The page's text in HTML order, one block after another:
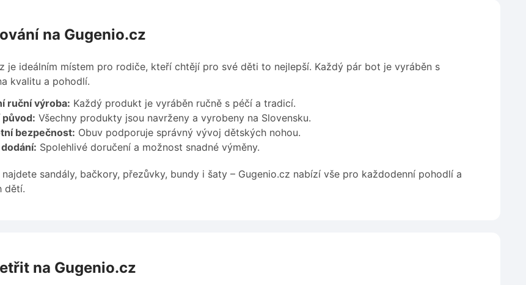
na Gugenio.cz
je ideálním místem pro rodiče, kteří chtějí pro své děti to nejlepší. Každý pár bot je vyráběn s
kvalitu a pohodlí.
ruční výroba: Každý produkt je vyráběn ručně s péčí a tradicí.
původ: Všechny produkty jsou navrženy a vyrobeny na Slovensku.
bezpečnost: Obuv podporuje správný vývoj dětských nohou.
Spolehlivé doručení a možnost snadné výměny.
sandály, bačkory, přezůvky, bundy i šaty – Gugenio.cz nabízí vše pro každodenní pohodlí a
dětí.
na Gugenio.cz